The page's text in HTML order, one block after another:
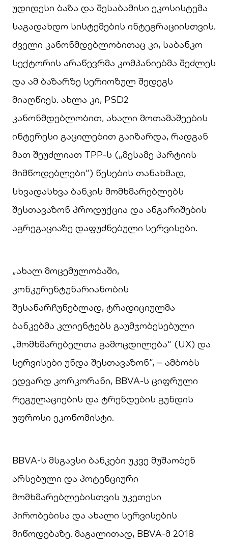
უდიდესი ბაზა და შესაბამისი ეკოსისტემა
საგადახდო სისტემების ინტეგრაციისთვის.
ძველი კანონმდებლობითაც კი, საბანკო
სექტორის არაწევრმა კომპანიებმა შეძლეს
და ამ ბაზარზე სერიოზულ შედეგს
მიაღწიეს. ახლა კი, PSD2
კანონმდებლობით, ახალი მოთამაშეების
ინტერესი გაცილებით გაიზარდა, რადგან
მათ შეუძლიათ TPP-ს („მესამე პარტიის
მიმწოდებლები“) წესების თანახმად,
სხვადასხვა ბანკის მომხმარებლებს
შესთავაზონ პროდუქცია და ანგარიშების
აგრეგაციაზე დაფუძნებული სერვისები.
„ახალ მოცემულობაში,
კონკურენტუნარიანობის
შესანარჩუნებლად, ტრადიციულმა
ბანკებმა კლიენტებს გაუმჯობესებული
„მომხმარებელთა გამოცდილება“ (UX) და
სერვისები უნდა შესთავაზონ“, – ამბობს
ედვარდ კორკორანი, BBVA-ს ციფრული
რეგულაციების და ტრენდების გუნდის
უფროსი ეკონომისტი.
BBVA-ს მსგავსი ბანკები უკვე მუშაობენ
არსებული და პოტენციური
მომხმარებლებისთვის უკეთესი
პირობებისა და ახალი სერვისების
მიწოდებაზე. მაგალითად, BBVA-მ 2018